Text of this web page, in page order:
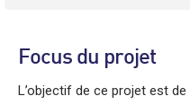
Focus du projet
L’objectif de ce projet est